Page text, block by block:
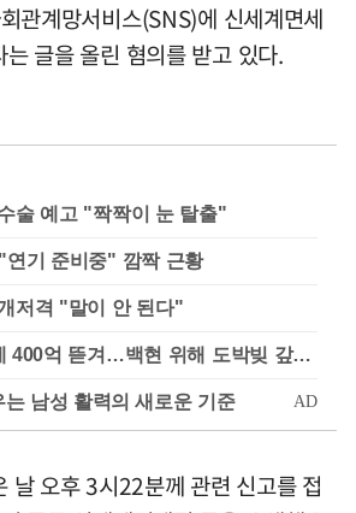
관계망서비스(SNS)에 신세계면세
글을 올린 혐의를 받고 있다.
술 예고 "짝짝이 눈 탈출"
연기 준비중" 깜짝 근황
저격 "말이 안 된다"
차가원 "MC몽에 400억 뜯겨…백현 위해 도박빚 갚아줘"
날 오후 3시22분께 관련 신고를 접